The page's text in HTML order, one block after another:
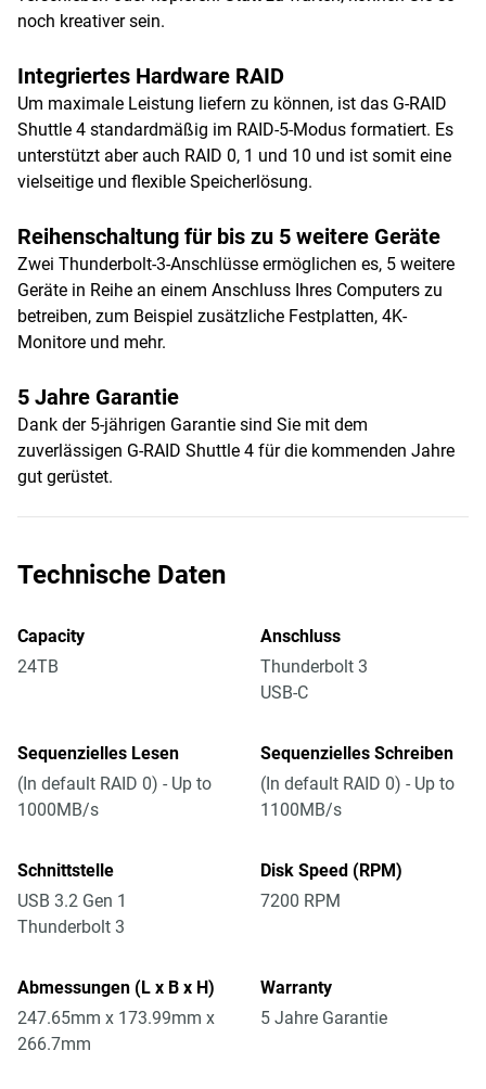
noch kreativer sein.
Integriertes Hardware RAID
Um maximale Leistung liefern zu können, ist das G-RAID
Shuttle 4 standardmäßig im RAID-5-Modus formatiert. Es
unterstützt aber auch RAID 0, 1 und 10 und ist somit eine
vielseitige und flexible Speicherlösung.
Reihenschaltung für bis zu 5 weitere Geräte
Zwei Thunderbolt-3-Anschlüsse ermöglichen es, 5 weitere
Geräte in Reihe an einem Anschluss Ihres Computers zu
betreiben, zum Beispiel zusätzliche Festplatten, 4K-
Monitore und mehr.
5 Jahre Garantie
Dank der 5-jährigen Garantie sind Sie mit dem
zuverlässigen G-RAID Shuttle 4 für die kommenden Jahre
gut gerüstet.
Technische Daten
Capacity
24TB
Anschluss
Thunderbolt 3
USB-C
Sequenzielles Lesen
(In default RAID 0) - Up to
1000MB/s
Sequenzielles Schreiben
(In default RAID 0) - Up to
1100MB/s
Schnittstelle
USB 3.2 Gen 1
Thunderbolt 3
Disk Speed (RPM)
7200 RPM
Abmessungen (L x B x H)
247.65mm x 173.99mm x
266.7mm
Warranty
5 Jahre Garantie